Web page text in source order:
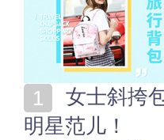
明星范儿！